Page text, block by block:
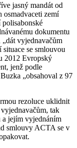
jasný mandát od
osmadvaceti zemí
dokumentu
vyjednavačům
se smlouvou
2012 Evropský
jenž podle
„obsahoval z 97
rezoluce uklidnit
tak
a jejím vyjednáním
smlouvy ACTA se v